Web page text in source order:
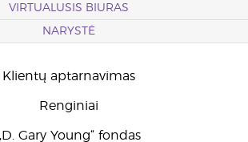
VIRTUALUSIS BIURAS
NARYSTĖ
Klientų aptarnavimas
Renginiai
Gary Young“ fondas